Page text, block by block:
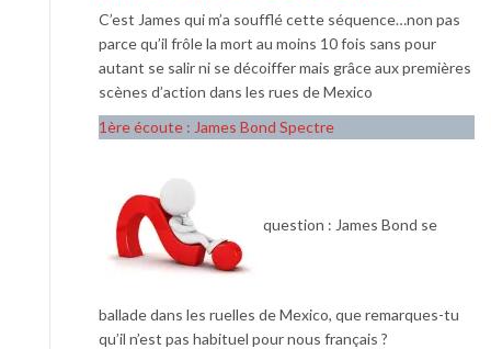
C’est James qui m’a soufflé cette séquence…non pas
parce qu’il frôle la mort au moins 10 fois sans pour
autant se salir ni se décoiffer mais grâce aux premières
scènes d’action dans les rues de Mexico
1ère écoute : James Bond Spectre
question : James Bond se
ballade dans les ruelles de Mexico, que remarques-tu
qu’il n’est pas habituel pour nous français ?